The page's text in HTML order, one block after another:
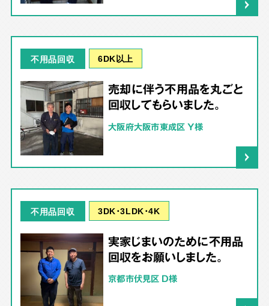
不用品回収 6DK以上
売却に伴う不用品を丸ごと
回収してもらいました。
大阪府大阪市東成区 Y様
不用品回収 3DK･3LDK･4K
実家じまいのために不用品
回収をお願いしました。
京都市伏見区 D様